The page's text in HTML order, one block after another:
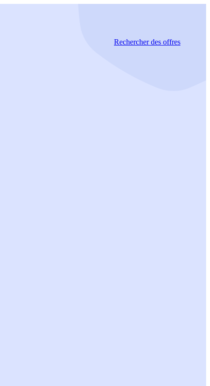
Rechercherdes offres